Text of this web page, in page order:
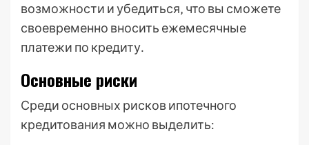
возможности и убедиться‚ что вы сможете
своевременно вносить ежемесячные
платежи по кредиту․
Основные риски
Среди основных рисков ипотечного
кредитования можно выделить: